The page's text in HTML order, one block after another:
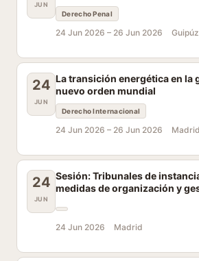
JUN
Derecho Penal
24 Jun 2026 – 26 Jun 2026
24
JUN
La transición energética en la
nuevo orden mundial
Derecho Internacional
24 Jun 2026 – 26 Jun 2026 Madrid
24
JUN
Sesión: Tribunales de
medidas de organización y
24 Jun 2026 Madrid